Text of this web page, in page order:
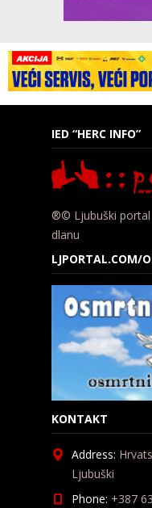
IED “HERC INFO”
®© Ljubuški
dlanu
LJPORTAL.COM/
KONTAKT
Address:
Ljubuški
Phone: +387